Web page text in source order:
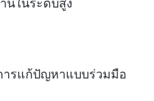
นในระดับสูง
ารแก้ปัญหาแบบร่วมมือ